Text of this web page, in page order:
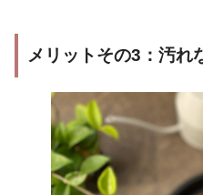
メリットその3：汚れ